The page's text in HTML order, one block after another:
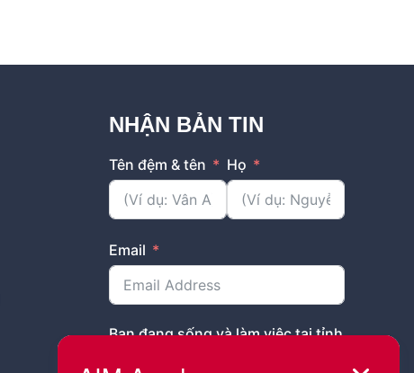
NHẬN BẢN TIN
Tên đệm & tên Họ
Email
Bạn đang sống và làm việc tại tỉnh